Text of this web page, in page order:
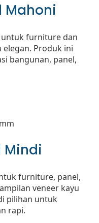
Mahoni
furniture dan
Produk ini
bangunan, panel,
Mindi
furniture, panel,
veneer kayu
pilihan untuk
rapi.